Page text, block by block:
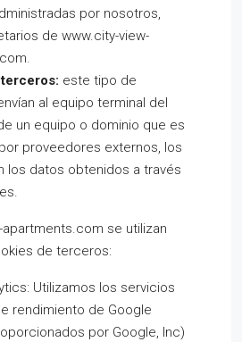
por nosotros,
de www.city-view-
este tipo de
al equipo terminal del
un equipo o dominio que es
proveedores externos, los
los datos obtenidos a través
apartments.com se utilizan
de terceros:
Utilizamos los servicios
rendimiento de Google
por Google, Inc)